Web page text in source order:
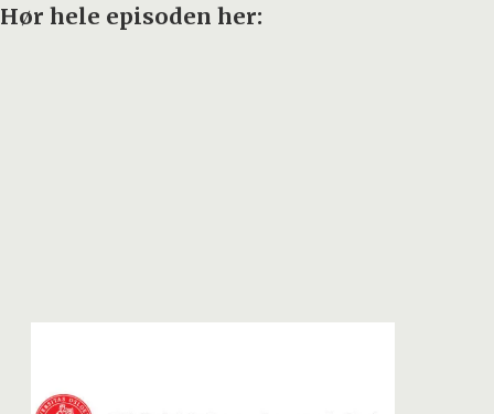
Hør hele episoden her: